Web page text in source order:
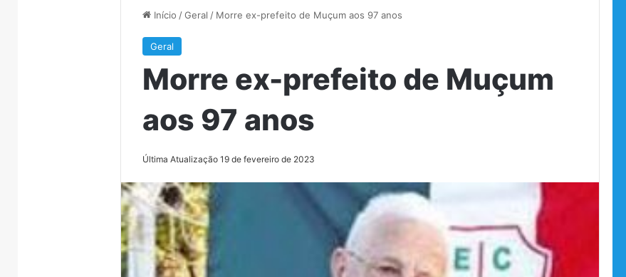
Início / Geral / Morre ex-prefeito de Muçum aos 97 anos
Geral
Morre ex-prefeito de Muçum
aos 97 anos
Última Atualização 19 de fevereiro de 2023